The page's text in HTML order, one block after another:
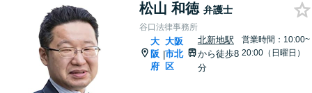
松山 和徳 弁護士
谷口法律事務所
大
阪
府
|
大阪
市北
区
北新地駅
から徒歩8
分
営業時間：10:00~
20:00（日曜日）